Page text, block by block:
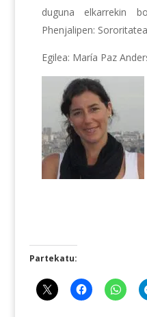
duguna elkarrekin
Phenjalipen:
Egilea: María Paz
Partekatu: